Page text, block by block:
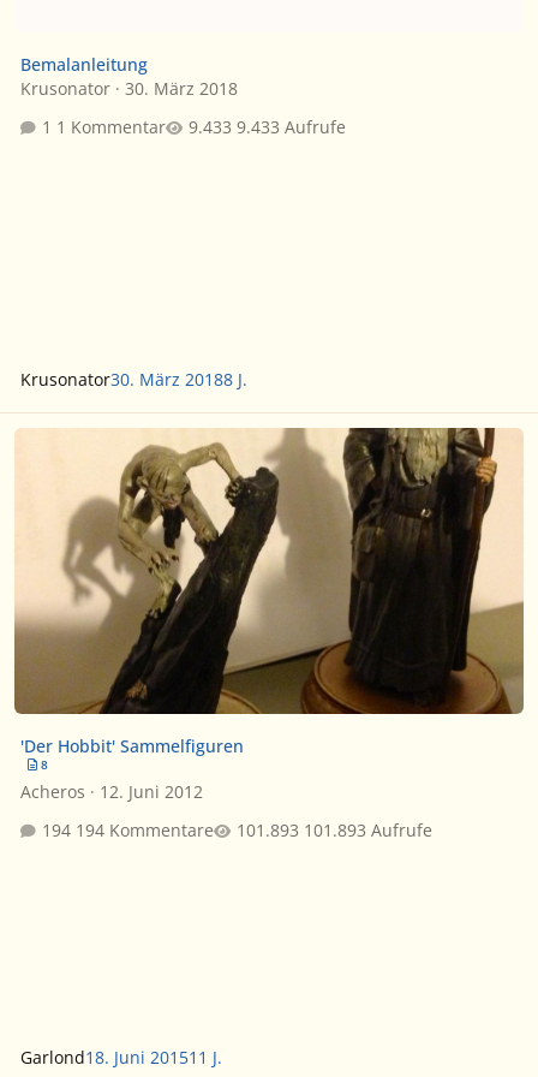
Bemalanleitung
Krusonator· 30. März 2018
1 Kommentar
9.433 Aufrufe
Krusonator30. März 20188 J.
'Der Hobbit' Sammelfiguren
'Der Hobbit' Sammelfiguren
8
Acheros · 12. Juni 2012
194 Kommentare
101.893 Aufrufe
Garlond18. Juni 201511 J.